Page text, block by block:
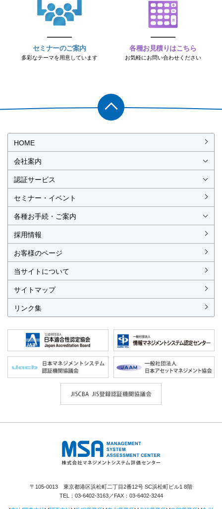
セミナーのご案内
多彩なテーマを用意しています
各種お見積りはこちら
お気軽にお問い合わせください
HOME
会社案内
認証サービス
ISO認証（マネジメントシステム）
ISO 9001 （品質）
ISO 14001（環境）
ISO 55001（アセット）
ISO 45001（労働安全衛生）
ISO 27001（情報セキュリティ）
MSAの審査認証
ISOとは？
JIS製品認証
JIS製品認証の手続き
認証リスト
セミナー・イベント
各種お手続・ご案内
採用情報
お客様のページ
当サイトについて
サイトマップ
リンク集
〒105-0013 東京都港区浜松町二丁目2番12号 SC浜松町ビル1 8階
TEL： 03-6402-3163／FAX：03-6402-3244